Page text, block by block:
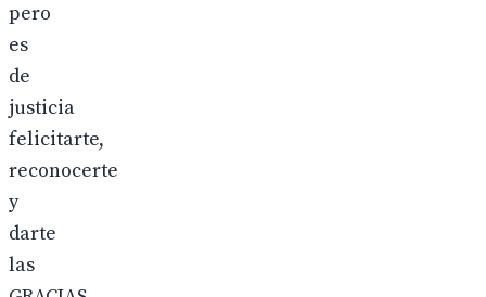
pero
es
de
justicia
felicitarte,
reconocerte
y
darte
las